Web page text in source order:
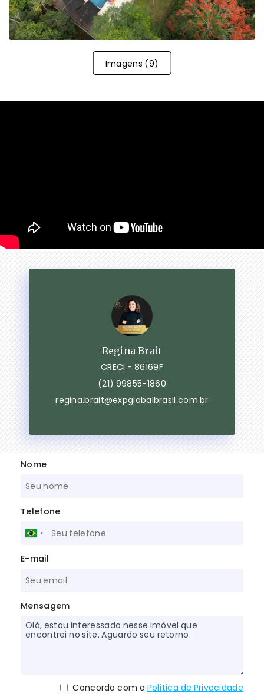
Imagens (9)
Regina Brait
CRECI -86169F
(21) 99855-1860
regina.brait@expglobalbrasil.com.br
Nome
Telefone
E-mail
Mensagem
Concordo com a Política de Privacidade